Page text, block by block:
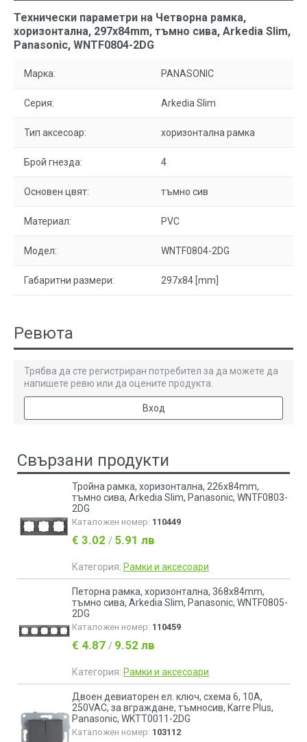
Технически параметри на Четворна рамка,
хоризонтална, 297x84mm, тъмно сива, Arkedia Slim,
Panasonic, WNTF0804-2DG
Марка: PANASONIC
Серия: Arkedia Slim
Тип аксесоар: хоризонтална рамка
Брой гнезда: 4
Основен цвят: тъмно сив
Материал: PVC
Модел: WNTF0804-2DG
Габаритни размери: 297x84 [mm]
Ревюта
Трябва да сте регистриран потребител за да можете да
напишете ревю или да оцените продукта.
Вход
Свързани продукти
Тройна рамка, хоризонтална, 226x84mm,
тъмно сива, Arkedia Slim, Panasonic, WNTF0803-
2DG
Каталожен номер: 110449
€ 3.02 / 5.91 лв
Категория: Рамки и аксесоари
Петорна рамка, хоризонтална, 368x84mm,
тъмно сива, Arkedia Slim, Panasonic, WNTF0805-
2DG
Каталожен номер: 110459
€ 4.87 / 9.52 лв
Категория: Рамки и аксесоари
Двоен девиаторен ел. ключ, схема 6, 10A,
250VAC, за вграждане, тъмносив, Karre Plus,
Panasonic, WKTT0011-2DG
Каталожен номер: 103112